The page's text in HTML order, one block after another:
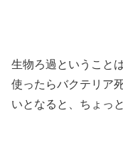
生物ろ過ということ
使ったらバクテリア
いとなると、ちょっ